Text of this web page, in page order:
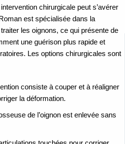
chirurgicale peut s’avérer
est spécialisée dans la
traiter les oignons, ce qui présente de
une guérison plus rapide et
Les options chirurgicales sont
consiste à couper et à réaligner
la déformation.
de l’oignon est enlevée sans